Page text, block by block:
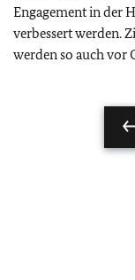
Engagement in der
verbessert werden.
werden so auch vor